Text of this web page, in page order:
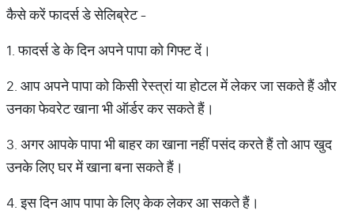
कैसे करें फादर्स डे सेलिब्रेट -
1. फादर्स डे के दिन अपने पापा को गिफ्ट दें।
2. आप अपने पापा को किसी रेस्त्रां या होटल में लेकर जा सकते हैं और
उनका फेवरेट खाना भी ऑर्डर कर सकते हैं।
3. अगर आपके पापा भी बाहर का खाना नहीं पसंद करते हैं तो आप खुद
उनके लिए घर में खाना बना सकते हैं।
4. इस दिन आप पापा के लिए केक लेकर आ सकते हैं।